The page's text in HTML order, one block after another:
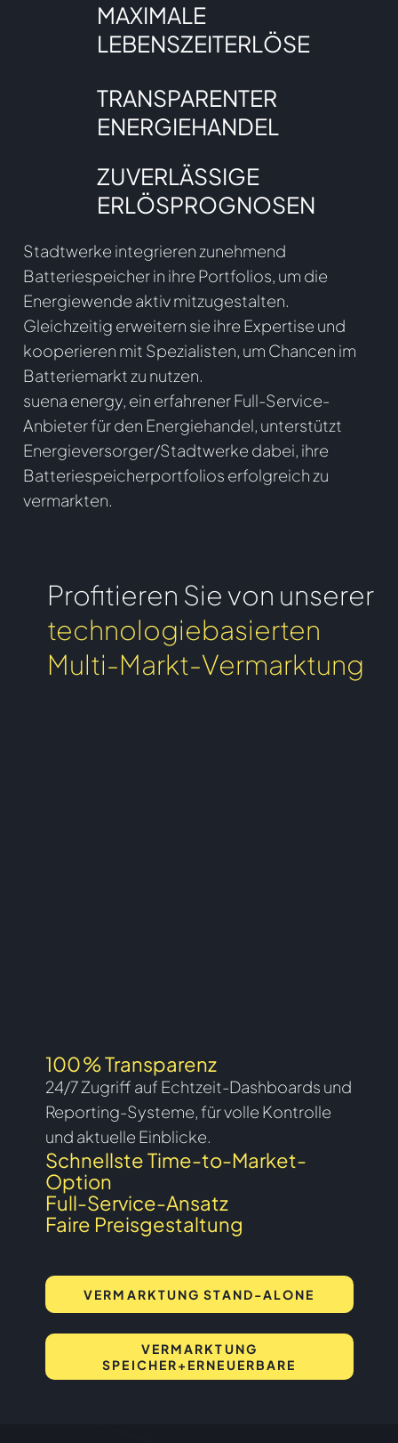
MAXIMALE
LEBENSZEITERLÖSE
TRANSPARENTER
ENERGIEHANDEL
ZUVERLÄSSIGE
ERLÖSPROGNOSEN
Stadtwerke integrieren zunehmend
Batteriespeicher in ihre Portfolios, um die
Energiewende aktiv mitzugestalten.
Gleichzeitig erweitern sie ihre Expertise und
kooperieren mit Spezialisten, um Chancen im
Batteriemarkt zu nutzen.
suena energy, ein erfahrener Full-Service-
Anbieter für den Energiehandel, unterstützt
Energieversorger/Stadtwerke dabei, ihre
Batteriespeicherportfolios erfolgreich zu
vermarkten.
Profitieren Sie von unserer
technologiebasierten
Multi-Markt-Vermarktung
100 % Transparenz
24/7 Zugriff auf Echtzeit-Dashboards und
Reporting-Systeme, für volle Kontrolle
und aktuelle Einblicke.
Schnellste Time-to-Market-
Option
Full-Service-Ansatz
Faire Preisgestaltung
VERMARKTUNG STAND-ALONE
VERMARKTUNG
SPEICHER+ERNEUERBARE